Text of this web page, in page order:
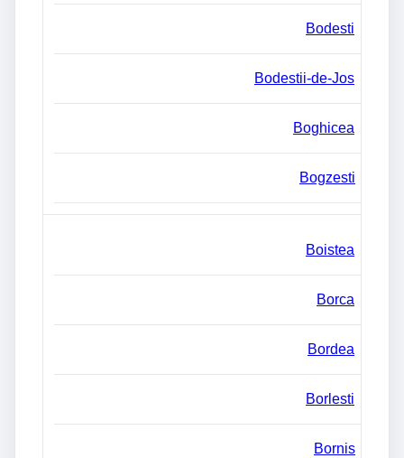
Bodesti
Bodestii-de-Jos
Boghicea
Bogzesti
Boistea
Borca
Bordea
Borlesti
Bornis